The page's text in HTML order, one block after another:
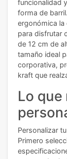
funcionalidad
forma de
ergonómica la
para disfrutar
de 12 cm de
tamaño ideal
corporativa,
kraft que
Lo que
Personalizar
Primero